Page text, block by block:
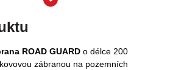
ROAD GUARD o délce 200
zábranou na pozemních